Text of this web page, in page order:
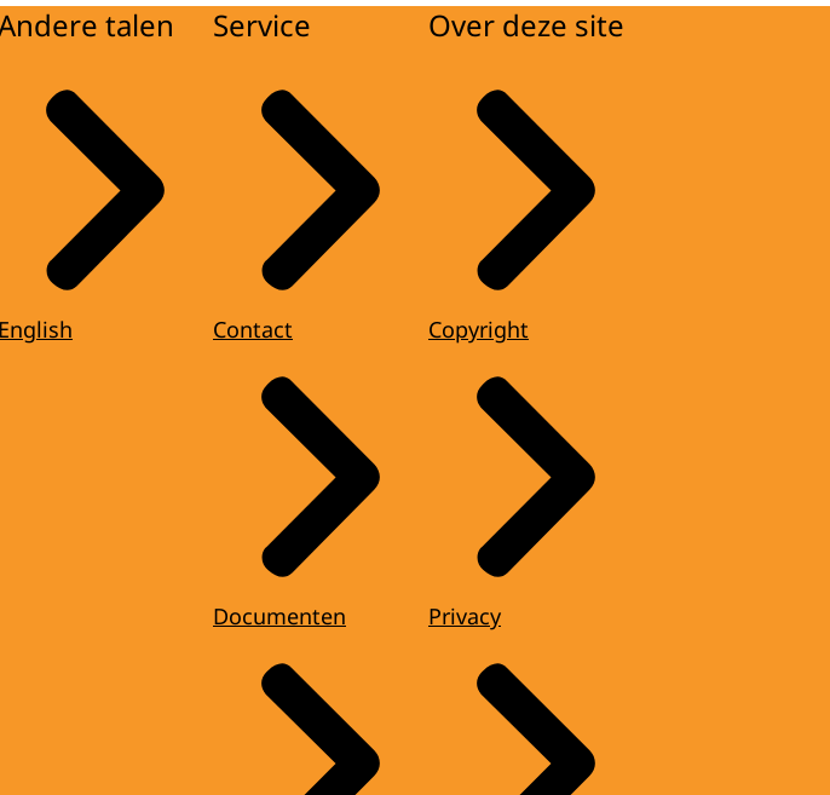
talen
English
Service
Contact
Documenten
Over deze site
Copyright
Privacy